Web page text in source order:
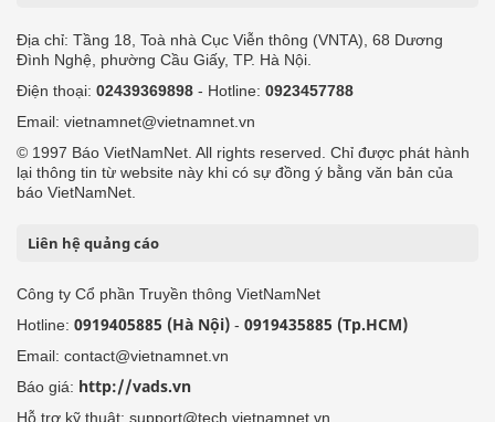
Địa chỉ: Tầng 18, Toà nhà Cục Viễn thông (VNTA), 68 Dương
Đình Nghệ, phường Cầu Giấy, TP. Hà Nội.
Điện thoại: 02439369898 - Hotline: 0923457788
Email: vietnamnet@vietnamnet.vn
© 1997 Báo VietNamNet. All rights reserved. Chỉ được phát hành
lại thông tin từ website này khi có sự đồng ý bằng văn bản của
báo VietNamNet.
Liên hệ quảng cáo
Công ty Cổ phần Truyền thông VietNamNet
Hotline: 0919405885 (Hà Nội) - 0919435885 (Tp.HCM)
Email: contact@vietnamnet.vn
Báo giá: http://vads.vn
Hỗ trợ kỹ thuật: support@tech.vietnamnet.vn